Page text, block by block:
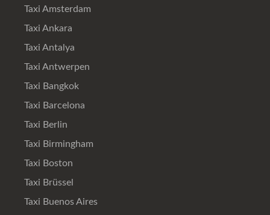
Taxi Amsterdam
Taxi Ankara
Taxi Antalya
Taxi Antwerpen
Taxi Bangkok
Taxi Barcelona
Taxi Berlin
Taxi Birmingham
Taxi Boston
Taxi Brüssel
Taxi Buenos Aires